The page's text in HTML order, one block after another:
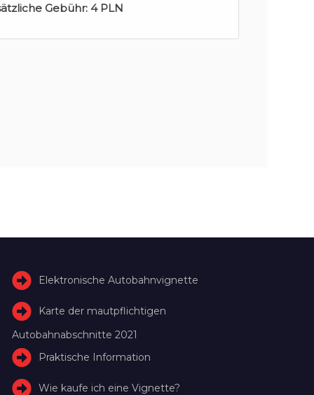
Gebühr: 4 PLN
Elektronische Autobahnvignette
Karte der mautpflichtigen
Autobahnabschnitte 2021
Praktische Information
Wie kaufe ich eine Vignette?